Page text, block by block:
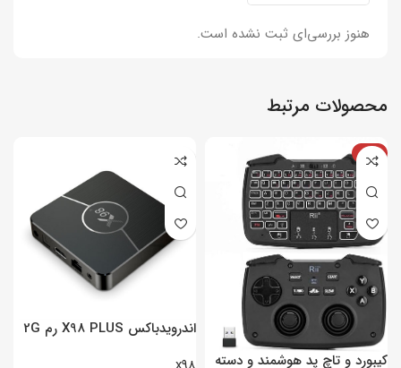
هنوز بررسی‌ای ثبت نشده است.
محصولات مرتبط
-4%
کیبورد و تاچ پد هوشمند و دسته
اندرویدباکس X98 PLUS رم 2G